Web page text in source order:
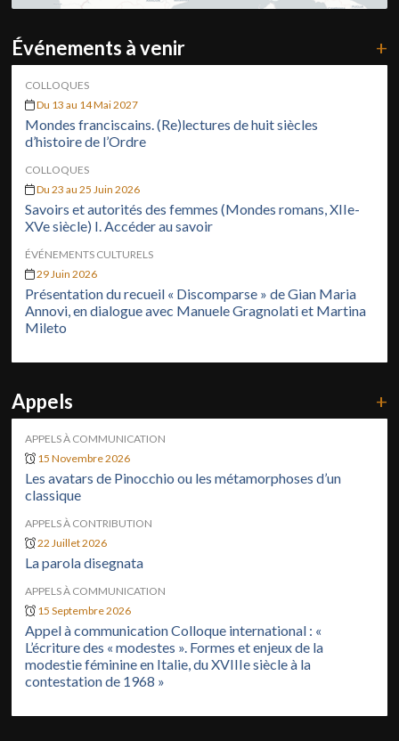
Événements à venir +
COLLOQUES
Du 13 au 14 Mai 2027
Mondes franciscains. (Re)lectures de huit siècles
d’histoire de l’Ordre
COLLOQUES
Du 23 au 25 Juin 2026
Savoirs et autorités des femmes (Mondes romans, XIIe-
XVe siècle) I. Accéder au savoir
ÉVÉNEMENTS CULTURELS
29 Juin 2026
Présentation du recueil « Discomparse » de Gian Maria
Annovi, en dialogue avec Manuele Gragnolati et Martina
Mileto
Appels +
APPELS À COMMUNICATION
15 Novembre 2026
Les avatars de Pinocchio ou les métamorphoses d’un
classique
APPELS À CONTRIBUTION
22 Juillet 2026
La parola disegnata
APPELS À COMMUNICATION
15 Septembre 2026
Appel à communication Colloque international : «
L’écriture des « modestes ». Formes et enjeux de la
modestie féminine en Italie, du XVIIIe siècle à la
contestation de 1968 »